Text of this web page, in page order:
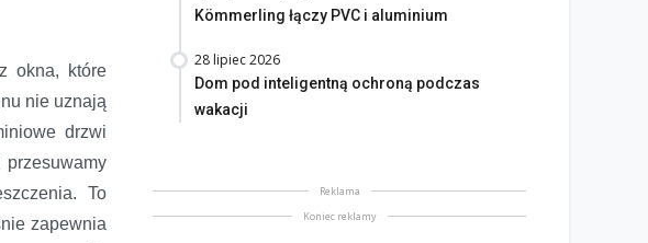
okna, które
nie uznają
drzwi
przesuwamy
To
zapewnia
Kömmerling łączy PVC i aluminium
28 lipiec 2026
Dom pod inteligentną ochroną podczas
wakacji
Reklama
Koniec reklamy